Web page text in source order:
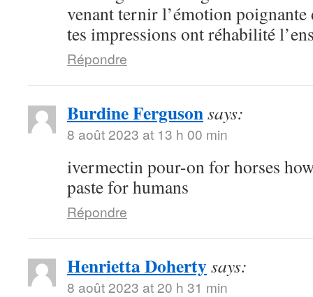
venant ternir l’émotion poignante
tes impressions ont réhabilité
Répondre
Burdine Fergusonsays:
8 août 2023 at 13 h 00 min
ivermectin pour-on for horses
paste for humans
Répondre
Henrietta Dohertysays:
8 août 2023 at 20 h 31 min